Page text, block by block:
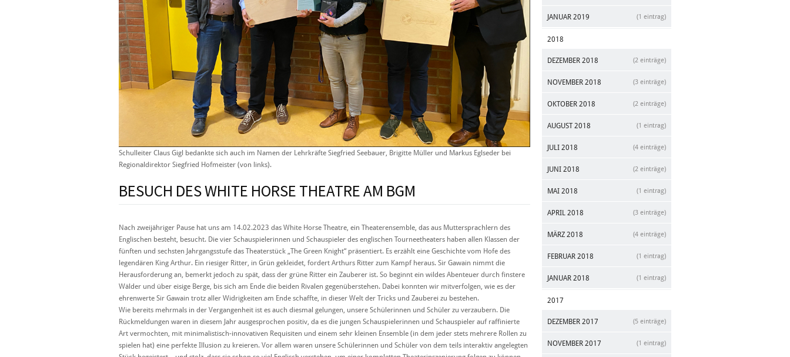
Schulleiter Claus Gigl bedankte sich auch im Namen der Lehrkräfte Siegfried Seebauer, Brigitte Müller und Markus Eglseder bei
Regionaldirektor Siegfried Hofmeister (von links).
BESUCH DES WHITE HORSE THEATRE AM BGM
Nach zweijähriger Pause hat uns am 14.02.2023 das White Horse Theatre, ein Theaterensemble, das aus Muttersprachlern des
Englischen besteht, besucht. Die vier Schauspielerinnen und Schauspieler des englischen Tourneetheaters haben allen Klassen der
fünften und sechsten Jahrgangsstufe das Theaterstück „The Green Knight“ präsentiert. Es erzählt eine Geschichte vom Hofe des
legendären King Arthur. Ein riesiger Ritter, in Grün gekleidet, fordert Arthurs Ritter zum Kampf heraus. Sir Gawain nimmt die
Herausforderung an, bemerkt jedoch zu spät, dass der grüne Ritter ein Zauberer ist. So beginnt ein wildes Abenteuer durch finstere
Wälder und über eisige Berge, bis sich am Ende die beiden Rivalen gegenüberstehen. Dabei konnten wir mitverfolgen, wie es der
ehrenwerte Sir Gawain trotz aller Widrigkeiten am Ende schaffte, in dieser Welt der Tricks und Zauberei zu bestehen.
Wie bereits mehrmals in der Vergangenheit ist es auch diesmal gelungen, unsere Schülerinnen und Schüler zu verzaubern. Die
Rückmeldungen waren in diesem Jahr ausgesprochen positiv, da es die jungen Schauspielerinnen und Schauspieler auf raffinierte
Art vermochten, mit minimalistisch-innovativen Requisiten und einem sehr kleinen Ensemble (in dem jeder stets mehrere Rollen zu
spielen hat) eine perfekte Illusion zu kreieren. Vor allem waren unsere Schülerinnen und Schüler von dem teils interaktiv angelegten
JANUAR 2019 (1 eintrag)
2018
DEZEMBER 2018 (2 einträge)
NOVEMBER 2018 (3 einträge)
OKTOBER 2018 (2 einträge)
AUGUST 2018 (1 eintrag)
JULI 2018 (4 einträge)
JUNI 2018 (2 einträge)
MAI 2018 (1 eintrag)
APRIL 2018 (3 einträge)
MÄRZ 2018 (4 einträge)
FEBRUAR 2018 (1 eintrag)
JANUAR 2018 (1 eintrag)
2017
DEZEMBER 2017 (5 einträge)
NOVEMBER 2017 (1 eintrag)